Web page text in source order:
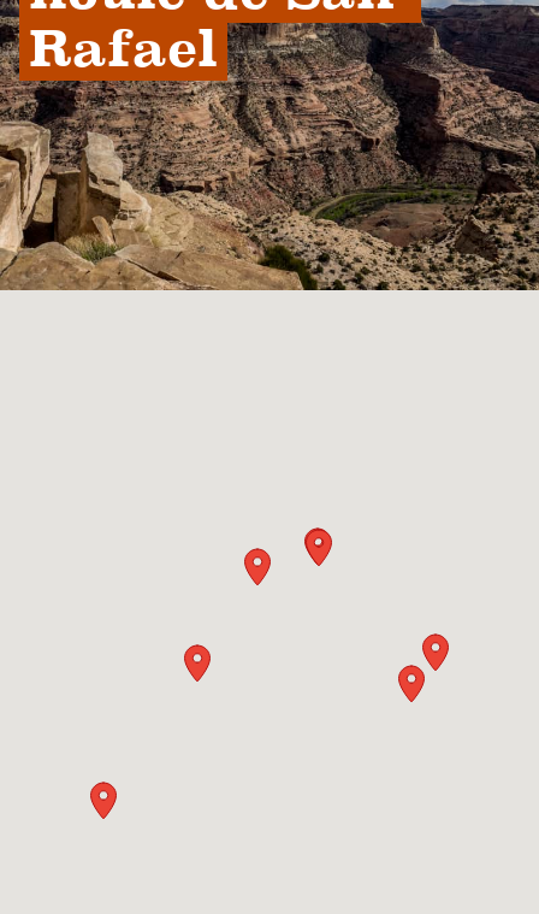
Rafael